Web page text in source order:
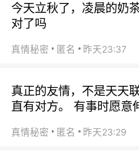
今天立秋了，凌晨的奶
对了吗
真情秘密 匿名 昨天23:37
真正的友情，不是天天
直有对方。 有事时愿意
真情秘密 匿名 昨天23:29